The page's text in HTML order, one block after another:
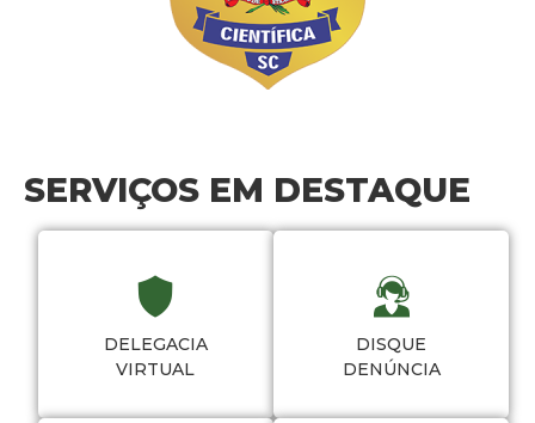
SERVIÇOS EM DESTAQUE
DELEGACIA
VIRTUAL
DISQUE
DENÚNCIA